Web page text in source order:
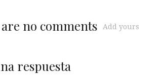
no comments Add yours
respuesta